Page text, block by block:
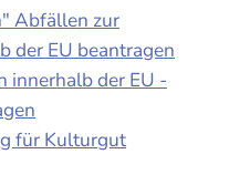
Abfällen zur
der EU beantragen
der EU -
für Kulturgut